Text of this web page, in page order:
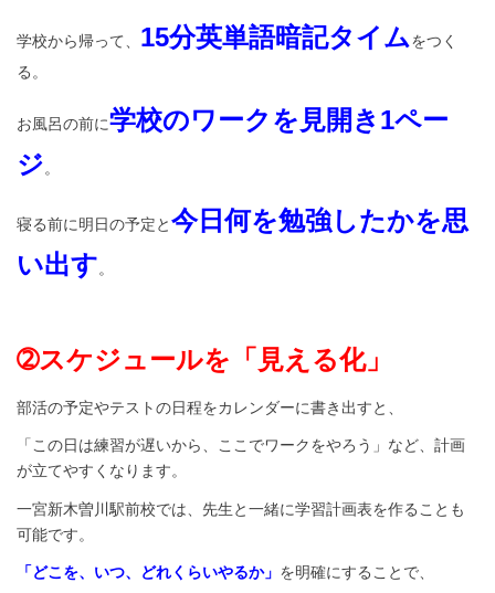
学校から帰って、 15分英単語暗記タイムをつく
る。
お風呂の前に学校のワークを見開き1ペー
ジ。
寝る前に明日の予定と今日何を勉強したかを思
い出す。
➁スケジュールを「見える化」
部活の予定やテストの日程をカレンダーに書き出すと、
「この日は練習が遅いから、ここでワークをやろう」など、計画
が立てやすくなります。
一宮新木曽川駅前校では、先生と一緒に学習計画表を作ることも
可能です。
「どこを、いつ、どれくらいやるか」 を明確にすることで、